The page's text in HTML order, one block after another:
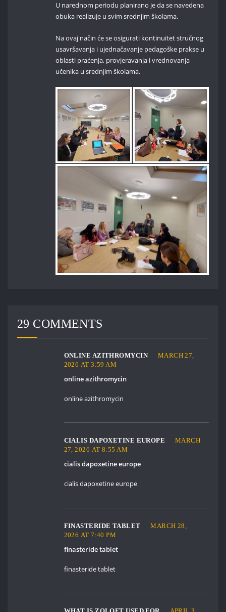
U narednom periodu planirano je da se navedena
obuka realizuje u svim srednjim školama.
Na ovaj način će se osigurati kontinuitet stručnog
usavršavanja i ujednačavanje pedagoške prakse u
oblasti praćenja, provjeravanja i vrednovanja
učenika u srednjim školama.
29 COMMENTS
ONLINE AZITHROMYCIN
MARCH 27,
2026 AT 3:59 AM
online azithromycin
online azithromycin
CIALIS DAPOXETINE EUROPE
MARCH
27, 2026 AT 8:55 AM
cialis dapoxetine europe
cialis dapoxetine europe
FINASTERIDE TABLET
MARCH 28,
2026 AT 7:40 PM
finasteride tablet
finasteride tablet